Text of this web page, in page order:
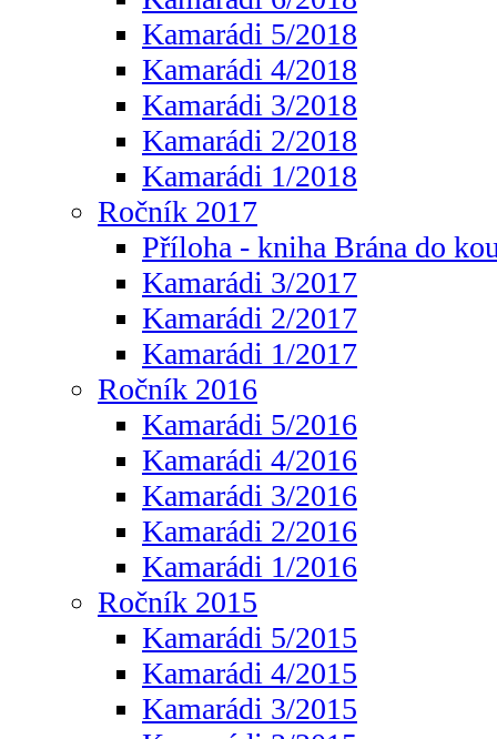
Kamarádi 5/2018
Kamarádi 4/2018
Kamarádi 3/2018
Kamarádi 2/2018
Kamarádi 1/2018
Ročník 2017
Příloha - kniha Brána do
Kamarádi 3/2017
Kamarádi 2/2017
Kamarádi 1/2017
Ročník 2016
Kamarádi 5/2016
Kamarádi 4/2016
Kamarádi 3/2016
Kamarádi 2/2016
Kamarádi 1/2016
Ročník 2015
Kamarádi 5/2015
Kamarádi 4/2015
Kamarádi 3/2015